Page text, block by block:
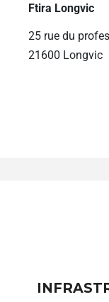
Ftira Longvic
25 rue du
21600 Longvic